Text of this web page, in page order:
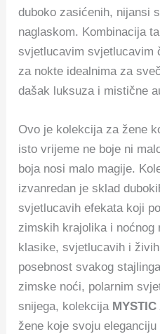
duboko zasićenih, nijansi
naglaskom. Kombinacija
svjetlucavim svjetlucavim
za nokte idealnima za
dašak luksuza i mistične
Ovo je kolekcija za žene
isto vrijeme ne boje ni
boja nosi malo magije.
izvanredan je sklad
svjetlucavih efekata koji
zimskih krajolika i noćnog
klasike, svjetlucavih i
posebnost svakog
zimske noći, polarnim
snijega, kolekcija
žene koje svoju